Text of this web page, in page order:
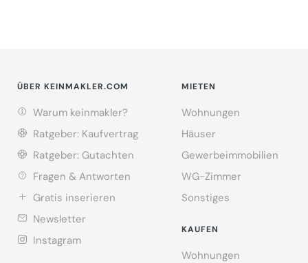
ÜBER KEINMAKLER.COM
Warum keinmakler?
Ratgeber: Kaufvertrag
Ratgeber: Gutachten
Fragen & Antworten
Gratis inserieren
Newsletter
Instagram
MIETEN
Wohnungen
Häuser
Gewerbeimmobilien
WG-Zimmer
Sonstiges
KAUFEN
Wohnungen